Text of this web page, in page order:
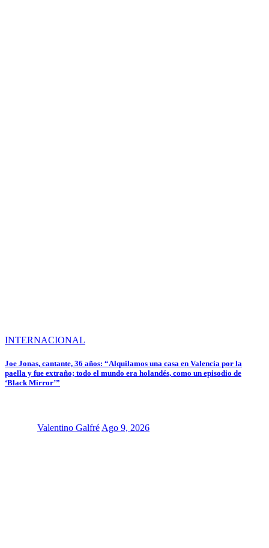
INTERNACIONAL
Joe Jonas, cantante, 36 años: “Alquilamos una casa en Valencia por la
paella y fue extraño; todo el mundo era holandés, como un episodio de
‘Black Mirror’”
Valentino Galfré Ago 9, 2026